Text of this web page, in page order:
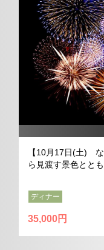
【10月17日(土)
ら見渡す景色とと
ディナー
35,000円